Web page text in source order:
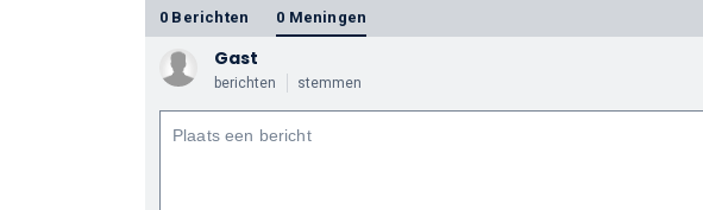
0 Berichten 0 Meningen
Gast
berichten stemmen